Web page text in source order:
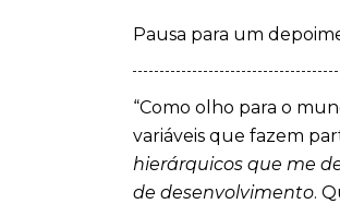
Pausa para um
“Como olho para o
variáveis que fazem
hierárquicos que me
de desenvolvimento.